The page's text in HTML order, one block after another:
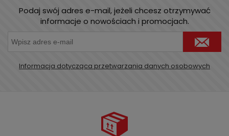
Podaj swój adres e-mail, jeżeli chcesz otrzymywać
informacje o nowościach i promocjach.
Informacja dotycząca przetwarzania danych osobowych